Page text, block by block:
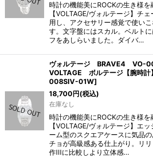
時計の機能美にROCKの生き様を
【VOLTAGE/ヴォルテージ】チ
用し、アクセサリー感覚で使い
す。文字盤にはスカル。ベルト
フをあしらいました。ダイバ…
ヴォルテージ BRAVE4 VO-
VOLTAGE ボルテージ【腕時計】
008SIV-01W]
18,700円(税込)
在庫なし
時計の機能美にROCKの生き様を
【VOLTAGE/ヴォルテージ】エ
ーム型のスクエアケースに気品
チョが高級感ある仕上がり。リ
作IIIに比較しより立体感…